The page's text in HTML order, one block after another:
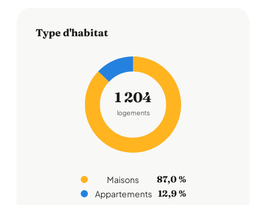
Type d'habitat
1 204
logements
Maisons 87,0 %
Appartements 12,9 %